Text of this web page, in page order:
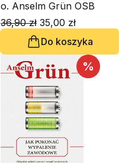
o. Anselm Grün OSB
36,90 zł 35,00 zł
Do koszyka
%